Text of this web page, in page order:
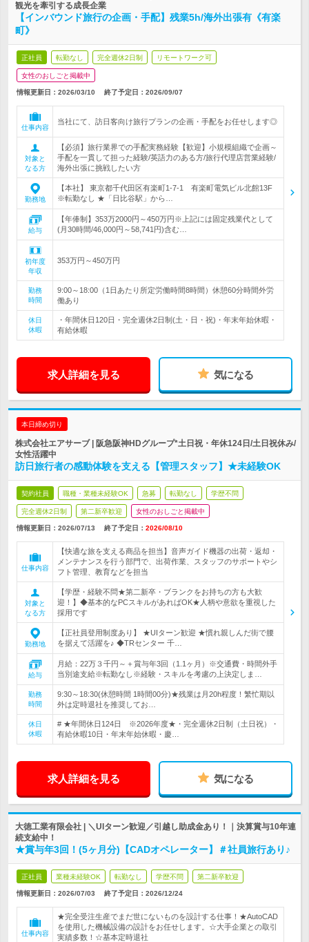
観光を牽引する成長企業
【インバウンド旅行の企画・手配】残業5h/海外出張有《有楽
町》
正社員 転勤なし 完全週休2日制 リモートワーク可
女性のおしごと掲載中
情報更新日：2026/03/10 終了予定日： 2026/09/07
仕事内容
当社にて、訪日客向け旅行プランの企画・手配をお任せします◎
対象と
なる方
【必須】旅行業界での手配実務経験【歓迎】小規模組織で企画～
手配を一貫して担った経験/英語力のある方/旅行代理店営業経験/
海外出張に挑戦したい方
勤務地
【本社】 東京都千代田区有楽町1-7-1 有楽町電気ビル北館13F
※転勤なし ★「日比谷駅」から…
給与
【年俸制】353万2000円～450万円※上記には固定残業代として
(月30時間/46,000円～58,741円)含む…
初年度
年収
353万円～450万円
勤務
時間
9:00～18:00（1日あたり所定労働時間8時間）休憩60分時間外労
働あり
休日
休暇
・年間休日120日・完全週休2日制(土・日・祝)・年末年始休暇・
有給休暇
求人詳細を見る 気になる
本日締め切り
株式会社エアサーブ | 阪急阪神HDグループ*土日祝・年休124日/土日祝休み/
女性活躍中
訪日旅行者の感動体験を支える【管理スタッフ】★未経験OK
契約社員 職種・業種未経験OK 急募 転勤なし 学歴不問
完全週休2日制 第二新卒歓迎 女性のおしごと掲載中
情報更新日：2026/07/13 終了予定日： 2026/08/10
仕事内容
【快適な旅を支える商品を担当】音声ガイド機器の出荷・返却・
メンテナンスを行う部門で、出荷作業、スタッフのサポートやシ
フト管理、教育などを担当
対象と
なる方
【学歴・経験不問★第二新卒・ブランクをお持ちの方も大歓
迎！】◆基本的なPCスキルがあればOK★人柄や意欲を重視した
採用です
勤務地
【正社員登用制度あり】 ★UIターン歓迎 ★慣れ親しんだ街で腰
を据えて活躍を♪ ◆TRセンター 千…
給与
月給：22万３千円～＋賞与年3回（1.1ヶ月）※交通費・時間外手
当別途支給※転勤なし※経験・スキルを考慮の上決定しま…
勤務
時間
9:30～18:30(休憩時間 1時間00分)★残業は月20h程度！繁忙期以
外は定時退社を推奨してお…
休日
休暇
# ★年間休日124日 ※2026年度★・完全週休2日制（土日祝）・
有給休暇10日・年末年始休暇・慶…
求人詳細を見る 気になる
大徳工業有限会社 | ＼UIターン歓迎／引越し助成金あり！｜決算賞与10年連
続支給中！
★賞与年3回！(5ヶ月分)【CADオペレーター】＃社員旅行あり♪
正社員 業種未経験OK 転勤なし 学歴不問 第二新卒歓迎
情報更新日：2026/07/03 終了予定日： 2026/12/24
仕事内容
★完全受注生産でまだ世にないものを設計する仕事！★AutoCAD
を使用した機械設備の設計をお任せします。☆大手企業との取引
実績多数！☆基本定時退社